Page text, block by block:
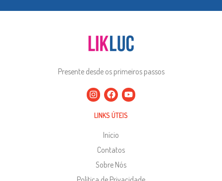
Presente desde os primeiros passos
LINKS ÚTEIS
Início
Contatos
Sobre Nós